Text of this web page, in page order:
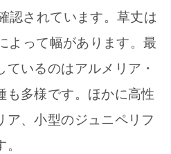
認されています。草丈は
よって幅があります。最
ているのはアルメリア・
も多様です。ほかに高性
ア、小型のジュニペリフ